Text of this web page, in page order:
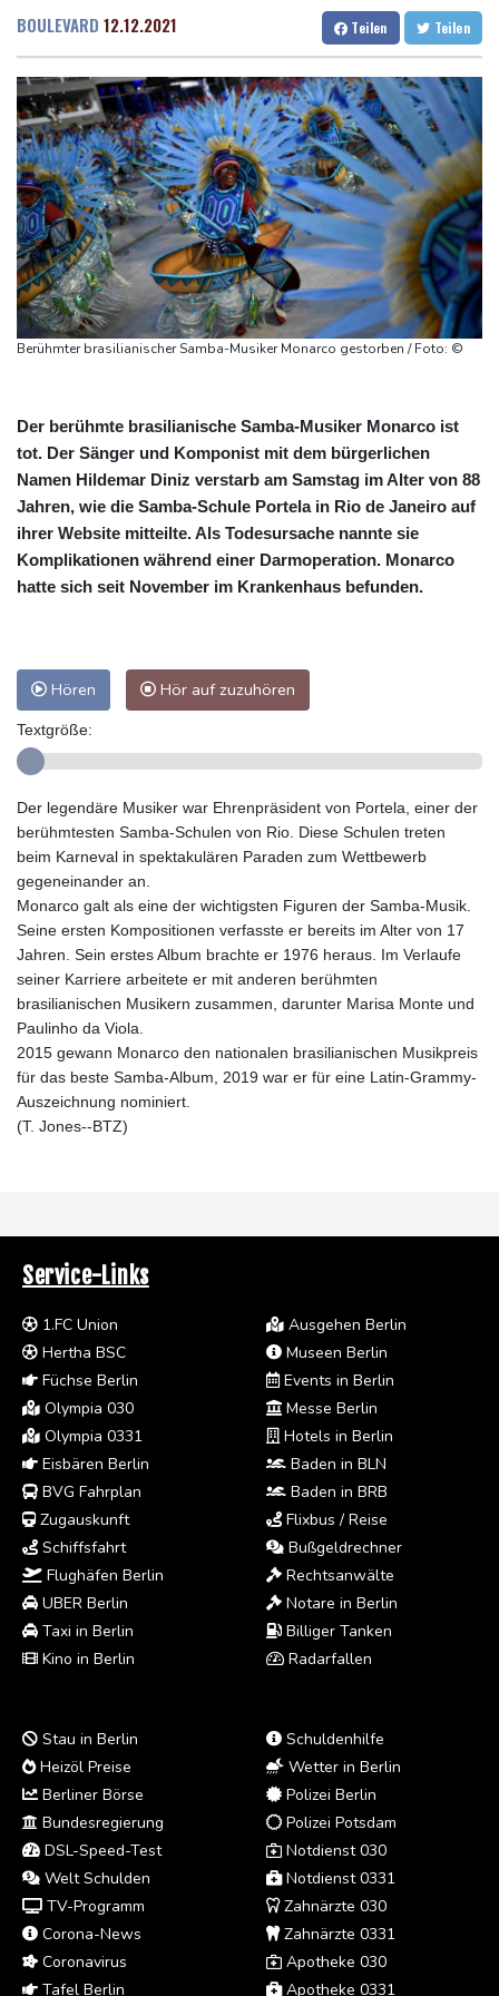
Dresden
21 °C Wien
26 °C
Baden-Baden
15 °C
Niedrigwasser: Industrie- und Schifffahrtsverbände fordern
Extremes Niedrigwasser: Verkehrsminister Bilger lädt zu
Spitzentreffen in Bonn
Bundesgerichtshof urteilt über Mann wegen Kriegsverbrechen in
syrischem Bürgerkrieg
Urteil in Prozess um tödlichen Autoanschlag auf Verdi-
Demonstration in München
Vorwurf der Preisabsprache: Drei US-Produzenten müssen 53
Millionen Eier spenden
Investoren-Affäre: Fifa-Spitze stellt sich "uneingeschränkt" hinter
BOULEVARD 12.12.2021 Teilen Teilen
Berühmter brasilianischer Samba-Musiker Monarco gestorben / Foto: ©
Der berühmte brasilianische Samba-Musiker Monarco ist
tot. Der Sänger und Komponist mit dem bürgerlichen
Namen Hildemar Diniz verstarb am Samstag im Alter von 88
Jahren, wie die Samba-Schule Portela in Rio de Janeiro auf
ihrer Website mitteilte. Als Todesursache nannte sie
Komplikationen während einer Darmoperation. Monarco
hatte sich seit November im Krankenhaus befunden.
Hören Hör auf zuzuhören
Textgröße:
Der legendäre Musiker war Ehrenpräsident von Portela, einer der
berühmtesten Samba-Schulen von Rio. Diese Schulen treten
beim Karneval in spektakulären Paraden zum Wettbewerb
gegeneinander an.
Monarco galt als eine der wichtigsten Figuren der Samba-Musik.
Seine ersten Kompositionen verfasste er bereits im Alter von 17
Jahren. Sein erstes Album brachte er 1976 heraus. Im Verlaufe
seiner Karriere arbeitete er mit anderen berühmten
brasilianischen Musikern zusammen, darunter Marisa Monte und
Paulinho da Viola.
2015 gewann Monarco den nationalen brasilianischen Musikpreis
für das beste Samba-Album, 2019 war er für eine Latin-Grammy-
Auszeichnung nominiert.
(T. Jones--BTZ)
Service-Links
1.FC Union
Hertha BSC
Füchse Berlin
Olympia 030
Olympia 0331
Eisbären Berlin
BVG Fahrplan
Zugauskunft
Schiffsfahrt
Flughäfen Berlin
UBER Berlin
Taxi in Berlin
Kino in Berlin
Ausgehen Berlin
Museen Berlin
Events in Berlin
Messe Berlin
Hotels in Berlin
Baden in BLN
Baden in BRB
Flixbus / Reise
Bußgeldrechner
Rechtsanwälte
Notare in Berlin
Billiger Tanken
Radarfallen
Stau in Berlin
Heizöl Preise
Berliner Börse
Bundesregierung
DSL-Speed-Test
Welt Schulden
TV-Programm
Corona-News
Coronavirus
Tafel Berlin
Schuldenhilfe
Wetter in Berlin
Polizei Berlin
Polizei Potsdam
Notdienst 030
Notdienst 0331
Zahnärzte 030
Zahnärzte 0331
Apotheke 030
Apotheke 0331